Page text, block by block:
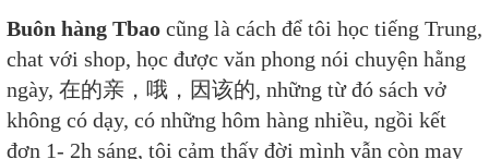
Buôn hàng Tbao cũng là cách để tôi học tiếng Trung,
chat với shop, học được văn phong nói chuyện hằng
ngày, 在的亲，哦，因该的, những từ đó sách vở
không có dạy, có những hôm hàng nhiều, ngồi kết
đơn 1- 2h sáng, tôi cảm thấy đời mình vẫn còn may